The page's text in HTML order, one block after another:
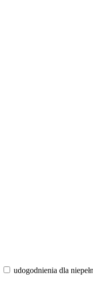
udogodnienia dla